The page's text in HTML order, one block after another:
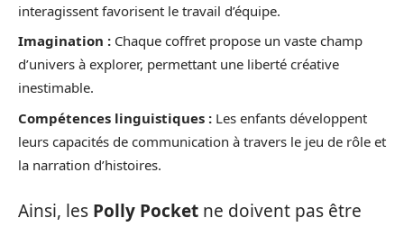
interagissent favorisent le travail d’équipe.
Imagination : Chaque coffret propose un vaste champ
d’univers à explorer, permettant une liberté créative
inestimable.
Compétences linguistiques : Les enfants développent
leurs capacités de communication à travers le jeu de rôle et
la narration d’histoires.
Ainsi, les Polly Pocket ne doivent pas être